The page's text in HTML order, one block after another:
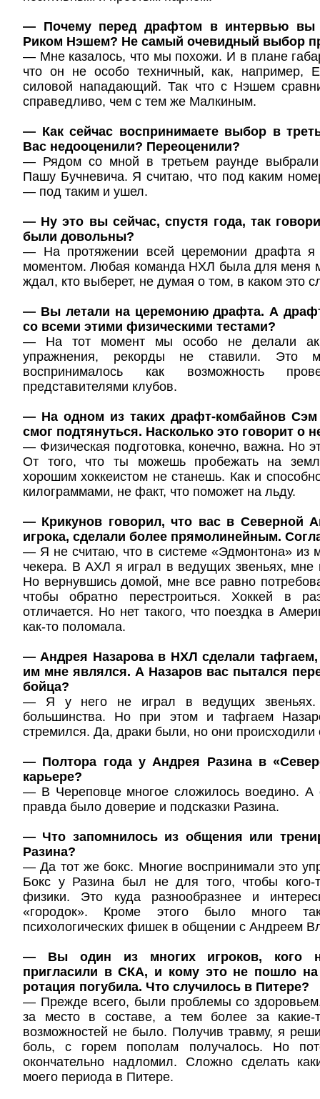
— Почему перед драфтом в интервью вы
Риком Нэшем? Не самый очевидный выбор
— Мне казалось, что мы похожи. И в плане
что он не особо техничный, как, например,
силовой нападающий. Так что с Нэшем
справедливо, чем с тем же Малкиным.
— Как сейчас воспринимаете выбор в
Вас недооценили? Переоценили?
— Рядом со мной в третьем раунде
Пашу Бучневича. Я считаю, что под каким
— под таким и ушел.
— Ну это вы сейчас, спустя года, так
были довольны?
— На протяжении всей церемонии драфта я
моментом. Любая команда НХЛ была для меня
ждал, кто выберет, не думая о том, в каком это
— Вы летали на церемонию драфта. А
со всеми этими физическими тестами?
— На тот момент мы особо не делали
упражнения, рекорды не ставили. Это
воспринималось как возможность
представителями клубов.
— На одном из таких драфт-комбайнов Сэм
смог подтянуться. Насколько это говорит о
— Физическая подготовка, конечно, важна. Но
От того, что ты можешь пробежать на
хорошим хоккеистом не станешь. Как и
килограммами, не факт, что поможет на льду.
— Крикунов говорил, что вас в Северной
игрока, сделали более прямолинейным.
— Я не считаю, что в системе «Эдмонтона» из
чекера. В АХЛ я играл в ведущих звеньях, мне
Но вернувшись домой, мне все равно
чтобы обратно перестроиться. Хоккей в
отличается. Но нет такого, что поездка в
как-то поломала.
— Андрея Назарова в НХЛ сделали тафгаем,
им мне являлся. А Назаров вас пытался
бойца?
— Я у него не играл в ведущих
большинства. Но при этом и тафгаем
стремился. Да, драки были, но они происходили
— Полтора года у Андрея Разина в
карьере?
— В Череповце многое сложилось воедино. А
правда было доверие и подсказки Разина.
— Что запомнилось из общения или
Разина?
— Да тот же бокс. Многие воспринимали это
Бокс у Разина был не для того, чтобы кого-
физики. Это куда разнообразнее и
«городок». Кроме этого было много
психологических фишек в общении с Андреем
— Вы один из многих игроков, кого
пригласили в СКА, и кому это не пошло на
ротация погубила. Что случилось в Питере?
— Прежде всего, были проблемы со
за место в составе, а тем более за какие-
возможностей не было. Получив травму, я
боль, с горем пополам получалось. Но
окончательно надломил. Сложно сделать
моего периода в Питере.